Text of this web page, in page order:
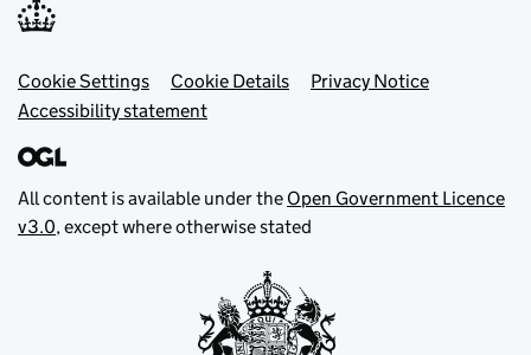
Footer menu
Cookie Settings Cookie Details
Privacy Notice
Accessibility statement
All content is available under the Open Government Licence
v3.0, except where otherwise stated